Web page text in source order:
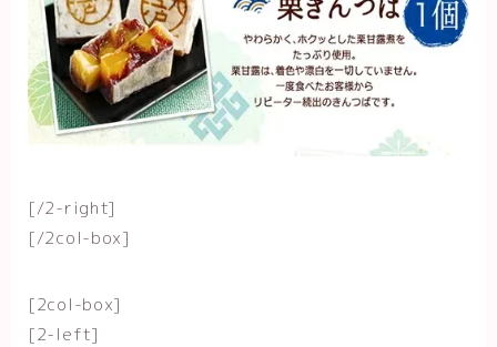
[/2-right]
[/2col-box]
[2col-box]
[2-left]